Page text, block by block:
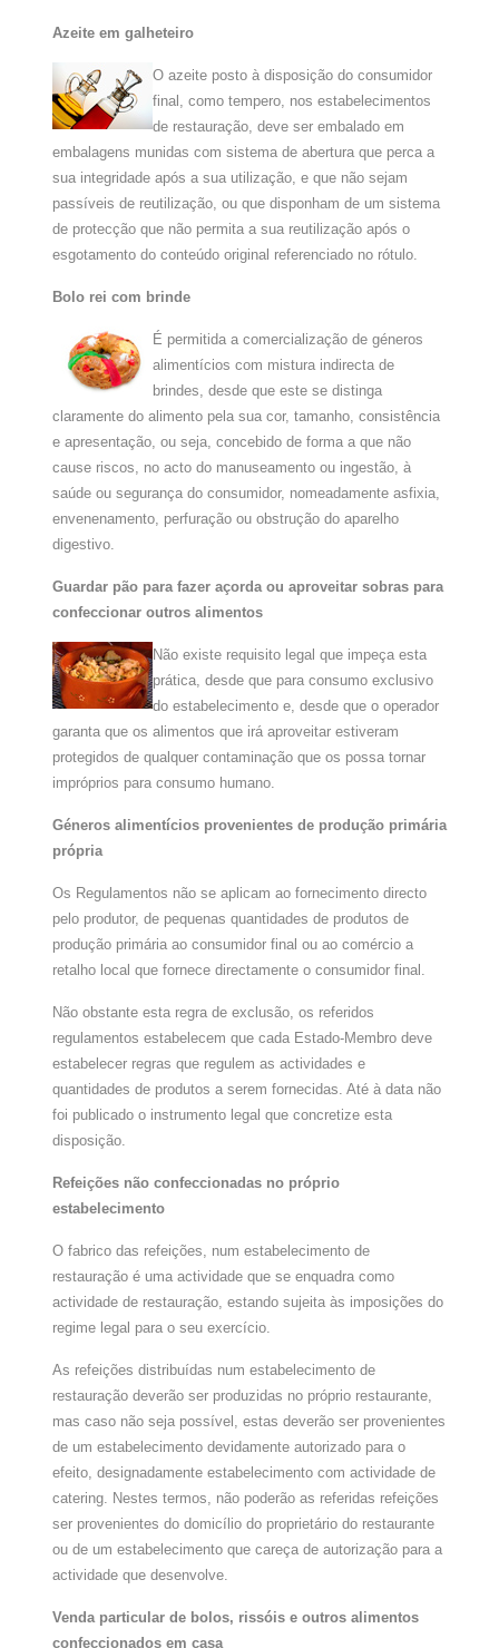
Azeite em galheteiro
O azeite posto à disposição do consumidor
final, como tempero, nos estabelecimentos
de restauração, deve ser embalado em
embalagens munidas com sistema de abertura que perca a
sua integridade após a sua utilização, e que não sejam
passíveis de reutilização, ou que disponham de um sistema
de protecção que não permita a sua reutilização após o
esgotamento do conteúdo original referenciado no rótulo.
Bolo rei com brinde
É permitida a comercialização de géneros
alimentícios com mistura indirecta de
brindes, desde que este se distinga
claramente do alimento pela sua cor, tamanho, consistência
e apresentação, ou seja, concebido de forma a que não
cause riscos, no acto do manuseamento ou ingestão, à
saúde ou segurança do consumidor, nomeadamente asfixia,
envenenamento, perfuração ou obstrução do aparelho
digestivo.
Guardar pão para fazer açorda ou aproveitar sobras para
confeccionar outros alimentos
Não existe requisito legal que impeça esta
prática, desde que para consumo exclusivo
do estabelecimento e, desde que o operador
garanta que os alimentos que irá aproveitar estiveram
protegidos de qualquer contaminação que os possa tornar
impróprios para consumo humano.
Géneros alimentícios provenientes de produção primária
própria
Os Regulamentos não se aplicam ao fornecimento directo
pelo produtor, de pequenas quantidades de produtos de
produção primária ao consumidor final ou ao comércio a
retalho local que fornece directamente o consumidor final.
Não obstante esta regra de exclusão, os referidos
regulamentos estabelecem que cada Estado-Membro deve
estabelecer regras que regulem as actividades e
quantidades de produtos a serem fornecidas. Até à data não
foi publicado o instrumento legal que concretize esta
disposição.
Refeições não confeccionadas no próprio
estabelecimento
O fabrico das refeições, num estabelecimento de
restauração é uma actividade que se enquadra como
actividade de restauração, estando sujeita às imposições do
regime legal para o seu exercício.
As refeições distribuídas num estabelecimento de
restauração deverão ser produzidas no próprio restaurante,
mas caso não seja possível, estas deverão ser provenientes
de um estabelecimento devidamente autorizado para o
efeito, designadamente estabelecimento com actividade de
catering. Nestes termos, não poderão as referidas refeições
ser provenientes do domicílio do proprietário do restaurante
ou de um estabelecimento que careça de autorização para a
actividade que desenvolve.
Venda particular de bolos, rissóis e outros alimentos
confeccionados em casa